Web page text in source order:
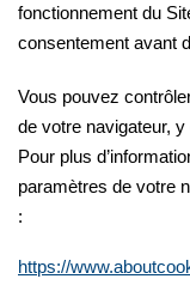
fonctionnement du
consentement avant
Vous pouvez
de votre navigateur,
Pour plus
paramètres de votre
:
https://